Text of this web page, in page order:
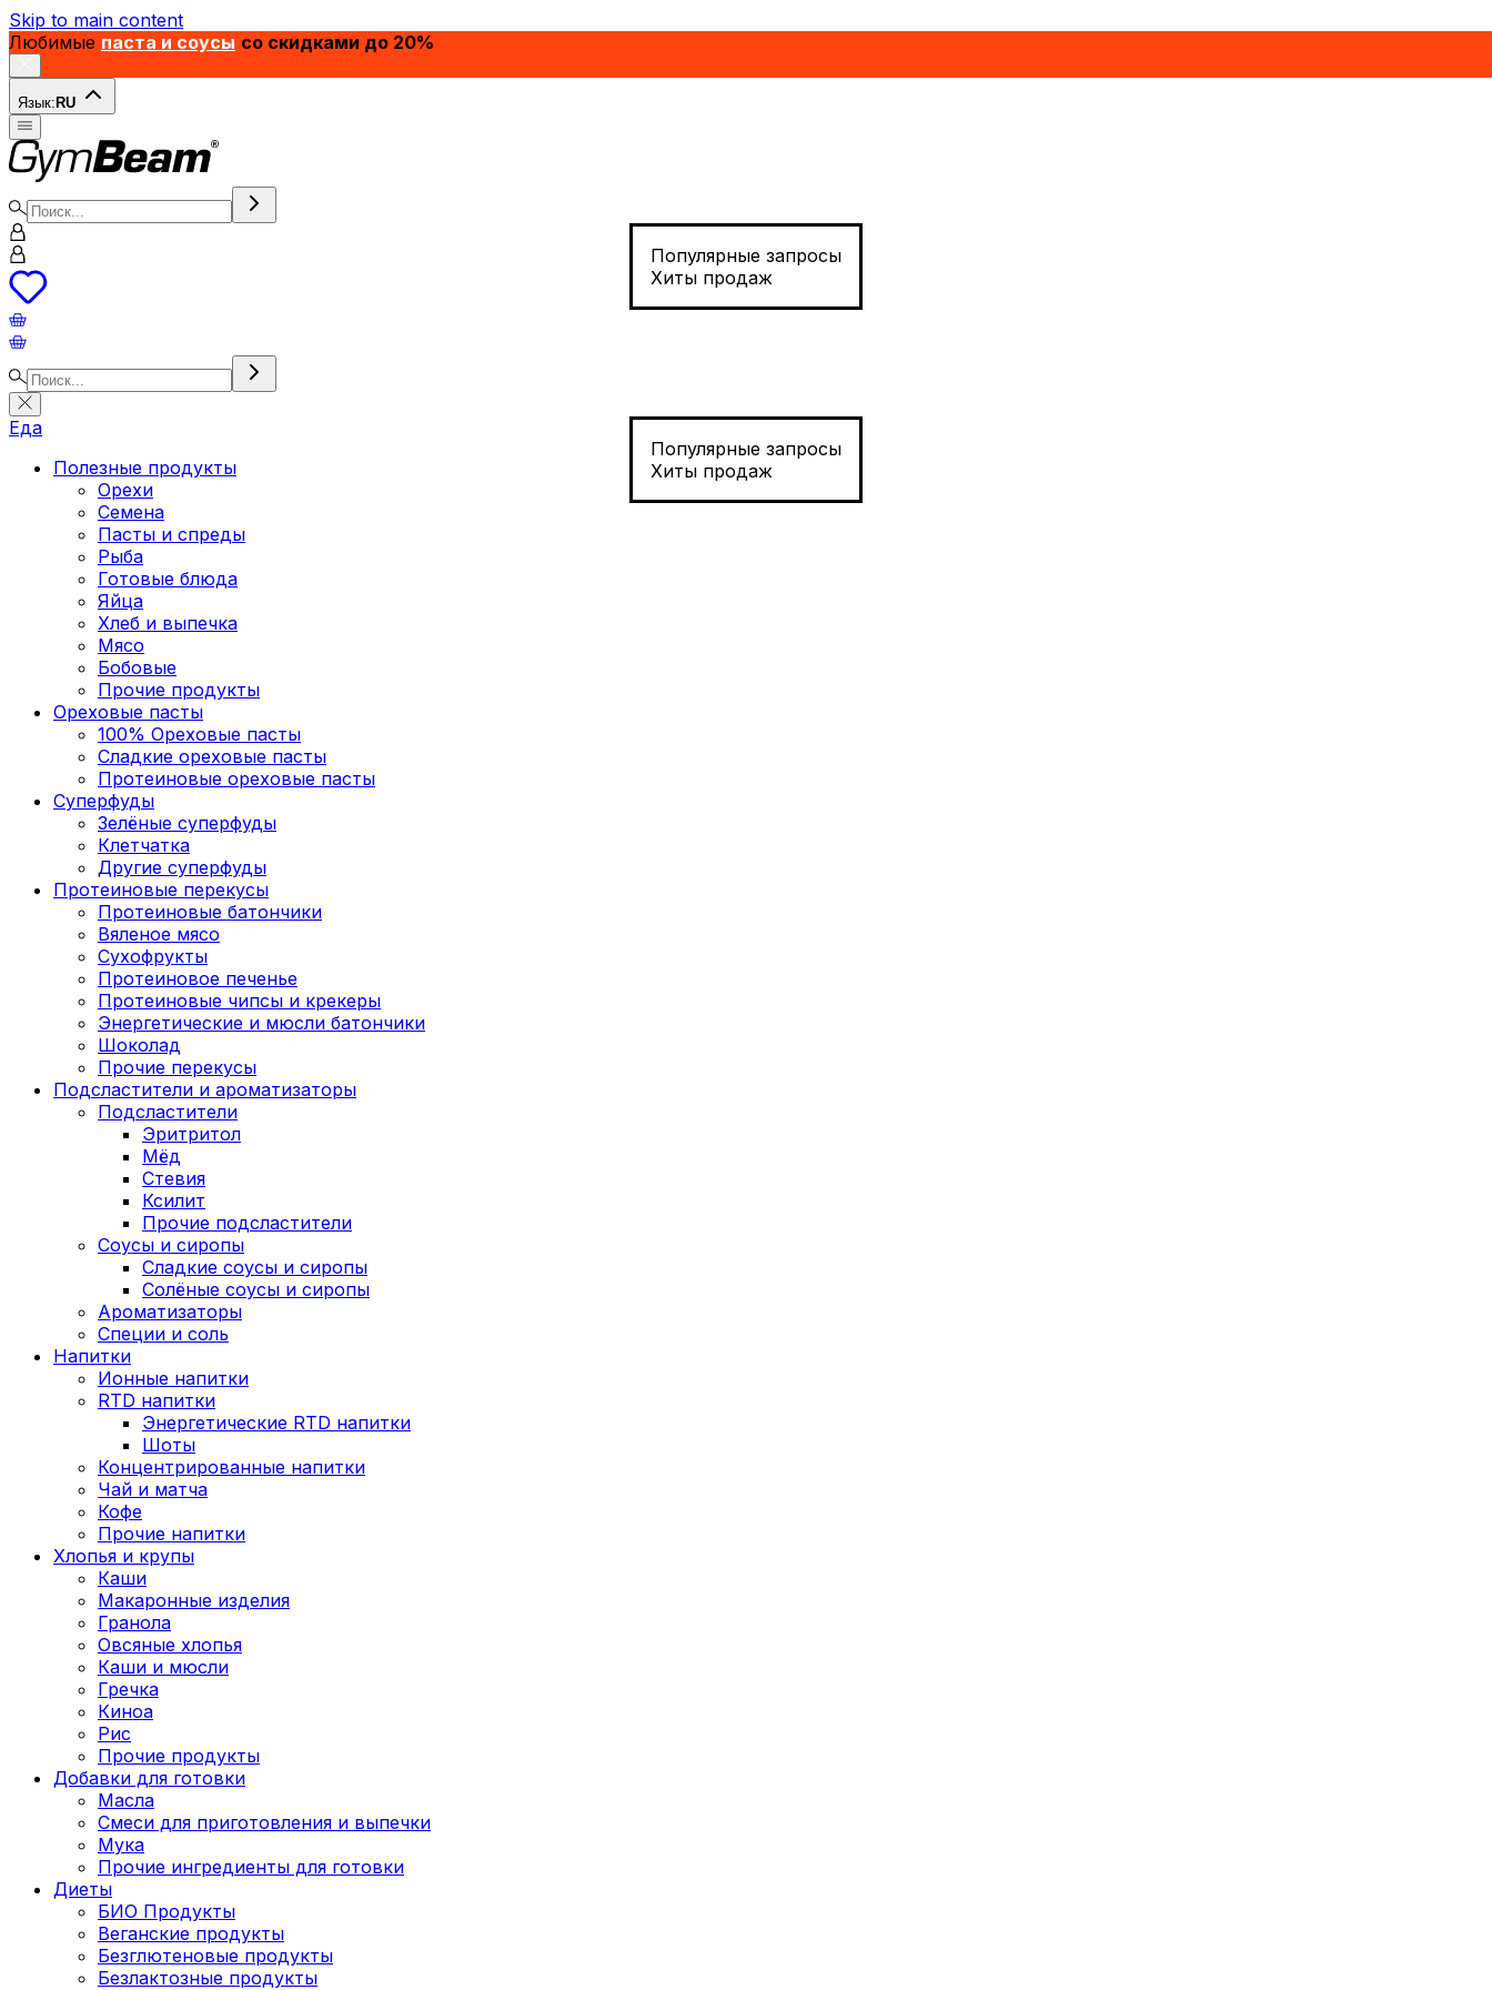
Skip to main content
Любимые паста и соусы со скидками до 20%
Язык: RU
Популярные запросы
Хиты продаж
Популярные запросы
Хиты продаж
Еда
Полезные продукты
Орехи
Семена
Пасты и спреды
Рыба
Готовые блюда
Яйца
Хлеб и выпечка
Мясо
Бобовые
Прочие продукты
Ореховые пасты
100% Ореховые пасты
Сладкие ореховые пасты
Протеиновые ореховые пасты
Суперфуды
Зелёные суперфуды
Клетчатка
Другие суперфуды
Протеиновые перекусы
Протеиновые батончики
Вяленое мясо
Сухофрукты
Протеиновое печенье
Протеиновые чипсы и крекеры
Энергетические и мюсли батончики
Шоколад
Прочие перекусы
Подсластители и ароматизаторы
Подсластители
Эритритол
Мёд
Стевия
Ксилит
Прочие подсластители
Соусы и сиропы
Сладкие соусы и сиропы
Солёные соусы и сиропы
Ароматизаторы
Специи и соль
Напитки
Ионные напитки
RTD напитки
Энергетические RTD напитки
Шоты
Концентрированные напитки
Чай и матча
Кофе
Прочие напитки
Хлопья и крупы
Каши
Макаронные изделия
Гранола
Овсяные хлопья
Каши и мюсли
Гречка
Киноа
Рис
Прочие продукты
Добавки для готовки
Масла
Смеси для приготовления и выпечки
Мука
Прочие ингредиенты для готовки
Диеты
БИО Продукты
Веганские продукты
Безглютеновые продукты
Безлактозные продукты